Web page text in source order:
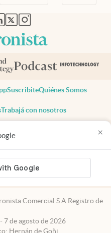
×
nueva pestaña
en nueva pestaña
abre en nueva pestaña
abre en nueva pestaña
abre en nueva pestaña
SuscribiteQuiénes Somos
Trabajá con nosotros
reservados
3270
Comercial S.A Registro de
7 de agosto de 2026
Hernán de Goñi